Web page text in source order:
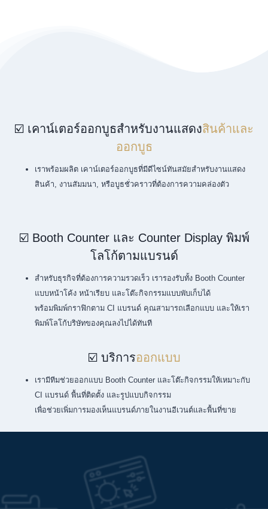
☑️ เคาน์เตอร์ออกบูธสำหรับงานแสดงสินค้าและ
ออกบูธ
เราพร้อมผลิต เคาน์เตอร์ออกบูธที่มีดีไซน์ทันสมัยสำหรับงานแสดง
สินค้า, งานสัมมนา, หรือบูธชั่วคราวที่ต้องการความคล่องตัว
☑️ Booth Counter และ Counter Display พิมพ์
โลโก้ตามแบรนด์
สำหรับธุรกิจที่ต้องการความรวดเร็ว เรารองรับทั้ง Booth Counter
แบบหน้าโค้ง หน้าเรียบ และโต๊ะกิจกรรมแบบพับเก็บได้
พร้อมพิมพ์กราฟิกตาม CI แบรนด์ คุณสามารถเลือกแบบ และให้เรา
พิมพ์โลโก้บริษัทของคุณลงไปได้ทันที
☑️ บริการออกแบบ
เรามีทีมช่วยออกแบบ Booth Counter และโต๊ะกิจกรรมให้เหมาะกับ
CI แบรนด์ พื้นที่ติดตั้ง และรูปแบบกิจกรรม
เพื่อช่วยเพิ่มการมองเห็นแบรนด์ภายในงานอีเวนต์และพื้นที่ขาย